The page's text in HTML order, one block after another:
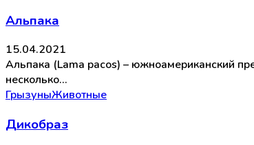
Альпака
15.04.2021
Альпака (Lama pacos) – южноамериканский
несколько…
ГрызуныЖивотные
Дикобраз